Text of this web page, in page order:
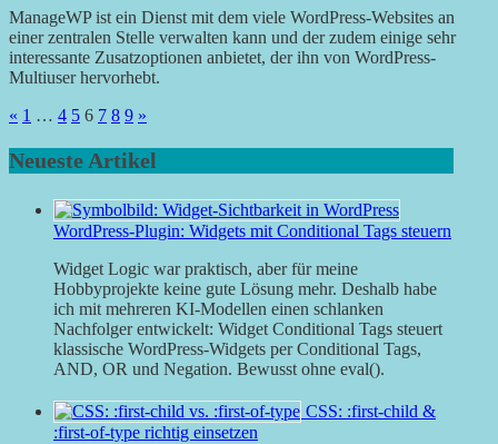
ManageWP ist ein Dienst mit dem viele WordPress-Websites an
einer zentralen Stelle verwalten kann und der zudem einige sehr
interessante Zusatzoptionen anbietet, der ihn von WordPress-
Multiuser hervorhebt.
Seitennummerierung
der
Beiträge
« Vorherige
1 … 4 5 6 7 8 9 Nächste
»
Neueste Artikel
WordPress-Plugin: Widgets mit Conditional Tags steuern
Widget Logic war praktisch, aber für meine
Hobbyprojekte keine gute Lösung mehr. Deshalb habe
ich mit mehreren KI-Modellen einen schlanken
Nachfolger entwickelt: Widget Conditional Tags steuert
klassische WordPress-Widgets per Conditional Tags,
AND, OR und Negation. Bewusst ohne eval().
CSS: :first-child &
:first-of-type richtig einsetzen